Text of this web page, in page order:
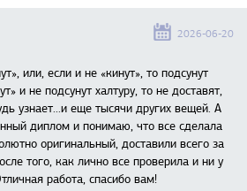
2026-06-20
или, если и не «кинут», то подсунут
и не подсунут халтуру, то не доставят,
узнает...и еще тысячи других вещей. А
диплом и понимаю, что все сделала
оригинальный, доставили всего за
того, как лично все проверила и ни у
работа, спасибо вам!